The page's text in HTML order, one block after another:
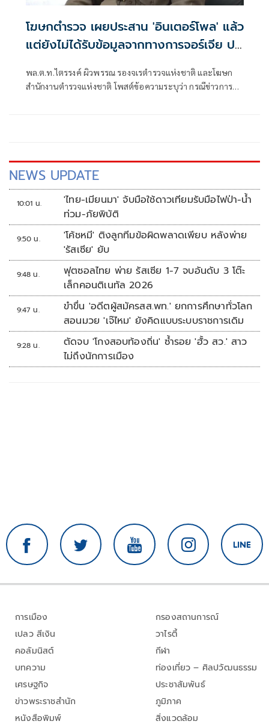
โฆษกตำรวจ เผยประสาน 'อินเตอร์โพล' แล้ว
แต่ยังไม่ได้รับข้อมูลจากทางการจอร์เจีย ปม
พล.ต.ท.ไตรรงค์ ผิวพรรณ รองจเรตำรวจแห่งชาติ และโฆษก
สำนักงานตำรวจแห่งชาติ โพสต์ข้อความระบุว่า กรณีข่าวการ
NEWS UPDATE
10:01 น.
'ไทย-เมียนมา' จับมือใช้ดาวเทียมรับมือไฟป่า-น้ำ
ท่วม-ภัยพิบัติ
9:50 น.
'โค้ชหมี' ติงลูกทีมข้อผิดพลาดเพียบ หลังพ่าย
'รัสเซีย' ยับ
9:48 น.
ฟุตซอลไทย พ่าย รัสเซีย 1-7 จบอันดับ 3 โต๊ะ
เล็กคอนติเนทัล 2026
9:47 น.
ขำขื่น 'อดีตผู้สมัครสส.พท.' ยกการศึกษาทั่วโลก
สอนมวย 'เจ๊ไหม' ยังคิดแบบระบบราชการเดิม
9:28 น.
ตัดจบ 'โกงสอบท้องถิ่น' ซ้ำรอย 'ฮั้ว สว.' สาว
ไม่ถึงนักการเมือง
การเมือง
เปลว สีเงิน
คอลัมนิสต์
บทความ
เศรษฐกิจ
ข่าวพระราชสำนัก
หนังสือพิมพ์
กรองสถานการณ์
วาไรตี้
กีฬา
ท่องเที่ยว – ศิลปวัฒนธรรม
ประชาสัมพันธ์
ภูมิภาค
สิ่งแวดล้อม